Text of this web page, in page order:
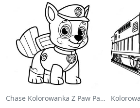
Chase Kolorowanka Z Paw Patrol